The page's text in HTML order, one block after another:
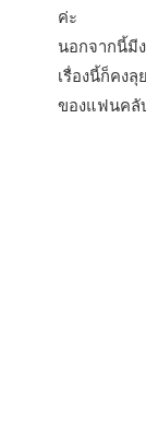
ค่ะ
นอกจากนี้
เรื่องนี้ก็คงลุ
ของแฟนคลั